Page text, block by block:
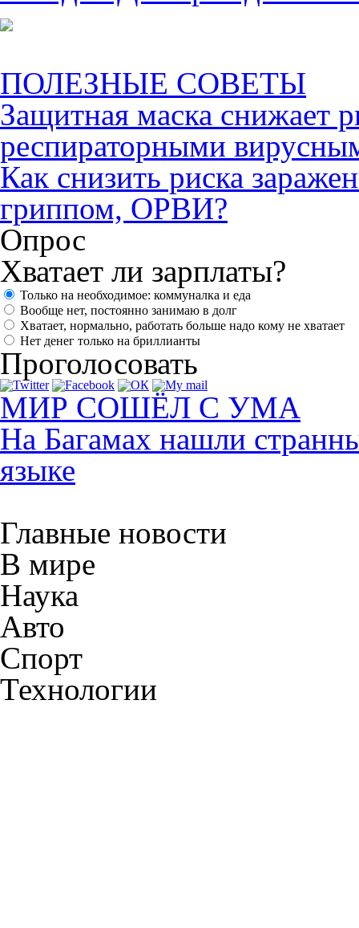
ПОЛЕЗНЫЕ СОВЕТЫ
Защитная маска снижает
респираторными
Как снизить риска
гриппом, ОРВИ?
Опрос
Хватает ли зарплаты?
Только на необходимое: коммуналка и еда
Вообще нет, постоянно занимаю в долг
Хватает, нормально, работать больше надо кому не хватает
Нет денег только на бриллианты
Проголосовать
МИР СОШЁЛ С УМА
На Багамах нашли
языке
Главные новости
В мире
Наука
Авто
Спорт
Технологии